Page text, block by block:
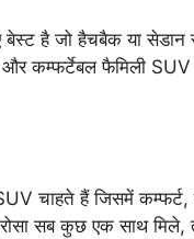
बेस्ट है जो हैचबैक या
कम्फर्टेबल फैमिली SUV
चाहते हैं जिसमें कम्फर्ट,
सब कुछ एक साथ मिले,